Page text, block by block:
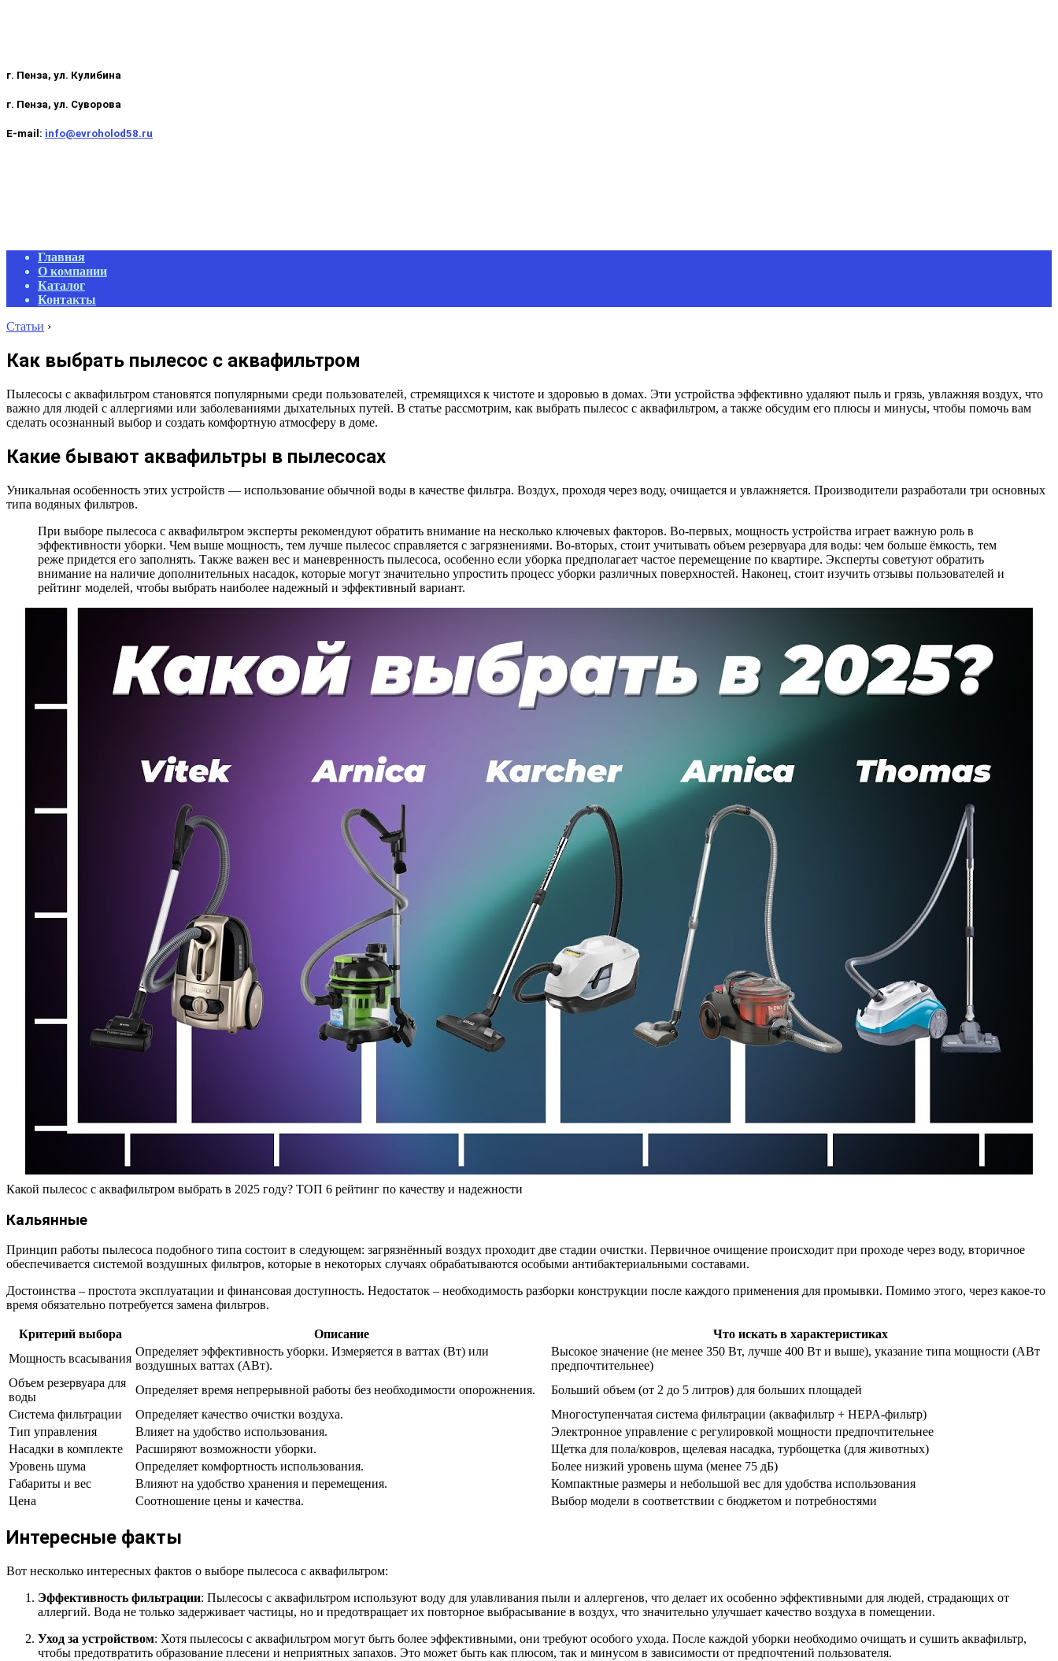
г. Пенза, ул. Кулибина
г. Пенза, ул. Суворова
E-mail: info@evroholod58.ru
Primary
Navigation
Menu
Главная
О компании
Каталог
Контакты
Статьи ›
Как выбрать пылесос с аквафильтром
Пылесосы с аквафильтром становятся популярными среди пользователей, стремящихся к чистоте и здоровью в домах. Эти устройства эффективно удаляют пыль и грязь, увлажняя воздух, что
важно для людей с аллергиями или заболеваниями дыхательных путей. В статье рассмотрим, как выбрать пылесос с аквафильтром, а также обсудим его плюсы и минусы, чтобы помочь вам
сделать осознанный выбор и создать комфортную атмосферу в доме.
Какие бывают аквафильтры в пылесосах
Уникальная особенность этих устройств — использование обычной воды в качестве фильтра. Воздух, проходя через воду, очищается и увлажняется. Производители разработали три основных
типа водяных фильтров.
При выборе пылесоса с аквафильтром эксперты рекомендуют обратить внимание на несколько ключевых факторов. Во-первых, мощность устройства играет важную роль в
эффективности уборки. Чем выше мощность, тем лучше пылесос справляется с загрязнениями. Во-вторых, стоит учитывать объем резервуара для воды: чем больше ёмкость, тем
реже придется его заполнять. Также важен вес и маневренность пылесоса, особенно если уборка предполагает частое перемещение по квартире. Эксперты советуют обратить
внимание на наличие дополнительных насадок, которые могут значительно упростить процесс уборки различных поверхностей. Наконец, стоит изучить отзывы пользователей и
рейтинг моделей, чтобы выбрать наиболее надежный и эффективный вариант.
Какой пылесос с аквафильтром выбрать в 2025 году? ТОП 6 рейтинг по качеству и надежности
Кальянные
Принцип работы пылесоса подобного типа состоит в следующем: загрязнённый воздух проходит две стадии очистки. Первичное очищение происходит при проходе через воду, вторичное
обеспечивается системой воздушных фильтров, которые в некоторых случаях обрабатываются особыми антибактериальными составами.
Достоинства – простота эксплуатации и финансовая доступность. Недостаток – необходимость разборки конструкции после каждого применения для промывки. Помимо этого, через какое-то
время обязательно потребуется замена фильтров.
Критерий выбора Описание
Что искать в характеристиках
Мощность всасывания
Определяет эффективность уборки. Измеряется в ваттах (Вт) или
воздушных ваттах (АВт).
Высокое значение (не менее 350 Вт, лучше 400 Вт и выше), указание типа мощности (АВт
предпочтительнее)
Объем резервуара для
воды
Определяет время непрерывной работы без необходимости опорожнения.
Больший объем (от 2 до 5 литров) для больших площадей
Система фильтрации
Определяет качество очистки воздуха.
Многоступенчатая система фильтрации (аквафильтр + HEPA-фильтр)
Тип управления
Влияет на удобство использования.
Электронное управление с регулировкой мощности предпочтительнее
Насадки в комплекте
Расширяют возможности уборки.
Щетка для пола/ковров, щелевая насадка, турбощетка (для животных)
Уровень шума
Определяет комфортность использования.
Более низкий уровень шума (менее 75 дБ)
Габариты и вес
Влияют на удобство хранения и перемещения.
Компактные размеры и небольшой вес для удобства использования
Цена
Соотношение цены и качества. Выбор модели в соответствии с бюджетом и потребностями
Интересные факты
Вот несколько интересных фактов о выборе пылесоса с аквафильтром:
Эффективность фильтрации: Пылесосы с аквафильтром используют воду для улавливания пыли и аллергенов, что делает их особенно эффективными для людей, страдающих от
аллергий. Вода не только задерживает частицы, но и предотвращает их повторное выбрасывание в воздух, что значительно улучшает качество воздуха в помещении.
Уход за устройством: Хотя пылесосы с аквафильтром могут быть более эффективными, они требуют особого ухода. После каждой уборки необходимо очищать и сушить аквафильтр,
чтобы предотвратить образование плесени и неприятных запахов. Это может быть как плюсом, так и минусом в зависимости от предпочтений пользователя.